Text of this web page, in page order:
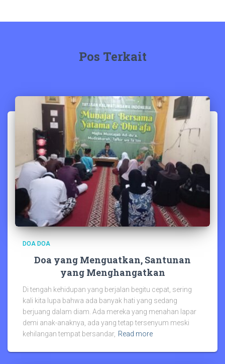
Pos Terkait
DOA DOA
Doa yang Menguatkan, Santunan
yang Menghangatkan
Di tengah kehidupan yang berjalan begitu cepat, sering
kali kita lupa bahwa ada banyak hati yang sedang
berjuang dalam diam. Ada mereka yang menahan lapar
demi anak-anaknya, ada yang tetap tersenyum meski
kehilangan tempat bersandar, Read more